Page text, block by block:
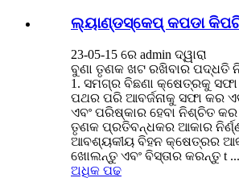
ଲ୍ୟାଣ୍ଡସ୍କେପ୍ କପଡା
23-05-15 ରେ admin ଦ୍ୱାରା
ବୁଣା ତୃଣକ ଖଟ ରଖିବାର ପଦ୍ଧତି
1. ସମଗ୍ର ବିଛଣା କ୍ଷେତ୍ରକୁ
ପଥର ପରି ଆବର୍ଜନାକୁ ସଫା କର
ଏବଂ ପରିଷ୍କାର ହେବା ନିଶ୍ଚିତ
ତୃଣକ ପ୍ରତିବନ୍ଧକର ଆକାର
ଆବଶ୍ୟକୀୟ ବିହନ କ୍ଷେତ୍ରର
ଖୋଲନ୍ତୁ ଏବଂ ବିସ୍ତାର କରନ୍ତୁ t ...
ଅଧିକ ପଢ